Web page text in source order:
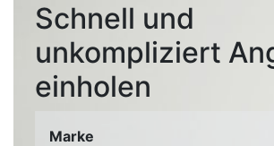
Schnell und
unkompliziert
einholen
Marke